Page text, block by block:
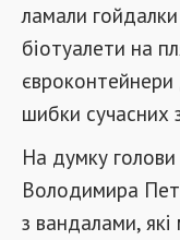
ламали
біотуалети на
євроконтейнери
шибки сучасних
На думку голови
Володимира
з вандалами,